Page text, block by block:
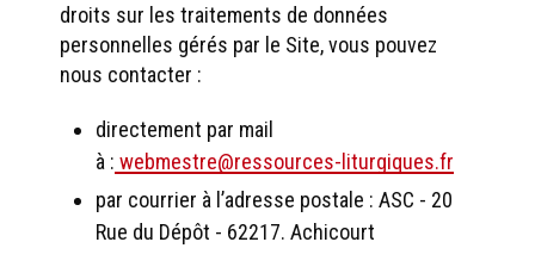
droits sur les traitements de données
personnelles gérés par le Site, vous pouvez
nous contacter :
directement par mail
à : webmestre@ressources-liturgiques.fr
par courrier à l’adresse postale : ASC - 20
Rue du Dépôt - 62217. Achicourt